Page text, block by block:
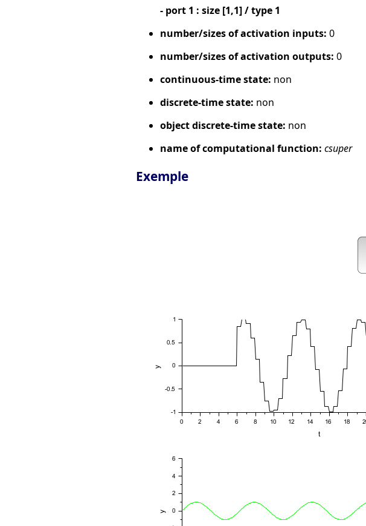
- port 1 : size [1,1] / type 1
number/sizes of activation inputs: 0
number/sizes of activation outputs: 0
continuous-time state: non
discrete-time state: non
object discrete-time state: non
name of computational function: csuper
Exemple